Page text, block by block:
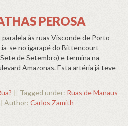
PEROSA
às ruas Visconde de Porto
se no igarapé do Bittencourt
de Setembro) e termina na
Amazonas. Esta artéria já teve
|| Tagged under: Ruas de Manaus
Author: Carlos Zamith